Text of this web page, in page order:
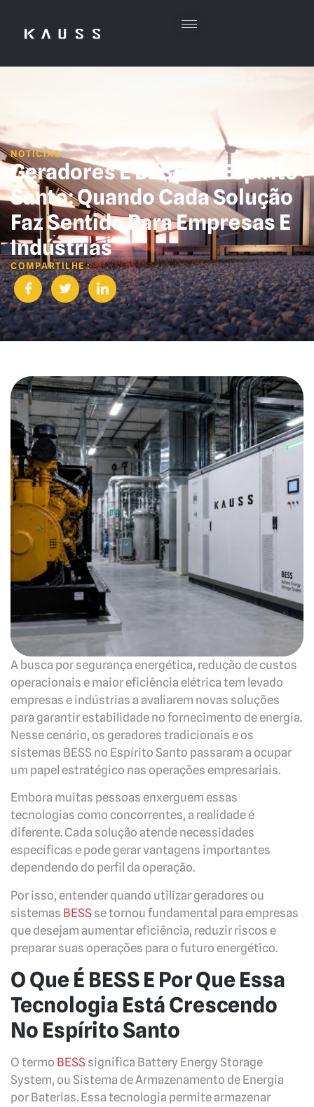
NOTÍCIAS
Geradores E BESS No Espírito
Santo: Quando Cada Solução
Faz Sentido Para Empresas E
Indústrias
COMPARTILHE :
A busca por segurança energética, redução de custos
operacionais e maior eficiência elétrica tem levado
empresas e indústrias a avaliarem novas soluções
para garantir estabilidade no fornecimento de energia.
Nesse cenário, os geradores tradicionais e os
sistemas BESS no Espírito Santo passaram a ocupar
um papel estratégico nas operações empresariais.
Embora muitas pessoas enxerguem essas
tecnologias como concorrentes, a realidade é
diferente. Cada solução atende necessidades
específicas e pode gerar vantagens importantes
dependendo do perfil da operação.
Por isso, entender quando utilizar geradores ou
sistemas BESS se tornou fundamental para empresas
que desejam aumentar eficiência, reduzir riscos e
preparar suas operações para o futuro energético.
O Que É BESS E Por Que Essa
Tecnologia Está Crescendo
No Espírito Santo
O termo BESS significa Battery Energy Storage
System, ou Sistema de Armazenamento de Energia
por Baterias. Essa tecnologia permite armazenar